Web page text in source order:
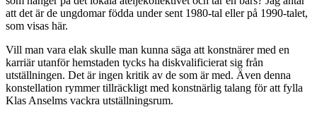
att det är de ungdomar födda under sent 1980-tal eller på 1990-talet,
som visas här.
Vill man vara elak skulle man kunna säga att konstnärer med en
karriär utanför hemstaden tycks ha diskvalificierat sig från
utställningen. Det är ingen kritik av de som är med. Även denna
konstellation rymmer tillräckligt med konstnärlig talang för att fylla
Klas Anselms vackra utställningsrum.